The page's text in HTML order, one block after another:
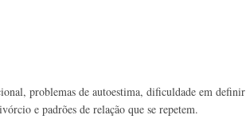
problemas de autoestima, dificuldade em definir
e padrões de relação que se repetem.